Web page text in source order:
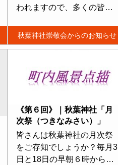
秋葉神社崇敬会からのお知らせ
われますので、多くの皆様
り急ぎご案内申し上げま
す。
分 夜店出
町会...
《第６回》｜秋葉神社「月
次祭（つきなみさい）」
皆さんは秋葉神社の月次祭
をご存知でしょうか？毎月3
日と18日の早朝６時から斎